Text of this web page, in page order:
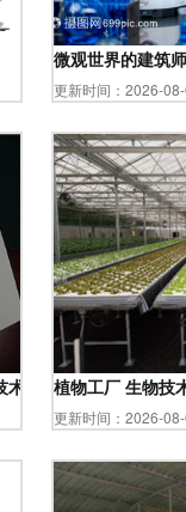
微观世界的建筑
更新时间：2026-
术突破植物工厂 生物技
更新时间：2026-